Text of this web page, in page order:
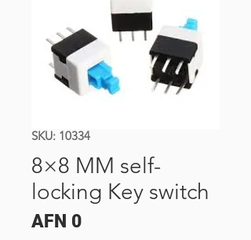
SKU: 10334
8×8 MM self-
locking Key switch
AFN 0Price